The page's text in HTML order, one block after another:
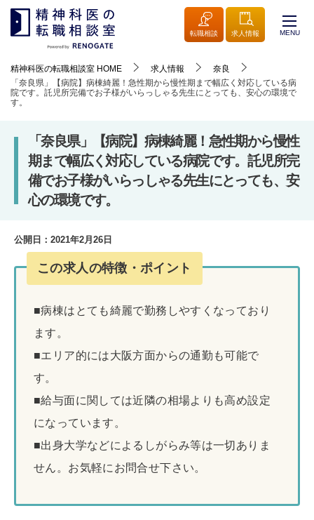
転職相談 求人情報 MENU
精神科医の転職相談室 HOME 求人情報
奈良
「奈良県」【病院】病棟綺麗！急性期から慢性期まで幅広く対応している病
院です。託児所完備でお子様がいらっしゃる先生にとっても、安心の環境で
す。
「奈良県」【病院】病棟綺麗！急性期から慢性
期まで幅広く対応している病院です。託児所完
備でお子様がいらっしゃる先生にとっても、安
心の環境です。
公開日： 2021年2月26日
この求人の特徴・ポイント
■病棟はとても綺麗で勤務しやすくなっており
ます。
■エリア的には大阪方面からの通勤も可能で
す。
■給与面に関しては近隣の相場よりも高め設定
になっています。
■出身大学などによるしがらみ等は一切ありま
せん。お気軽にお問合せ下さい。